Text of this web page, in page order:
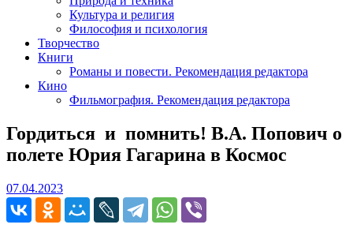
Культура и религия
Философия и психология
Творчество
Книги
Романы и повести. Рекомендация редактора
Кино
Фильмография. Рекомендация редактора
Гордиться и помнить! В.А. Попович о
полете Юрия Гагарина в Космос
07.04.202307.04.2023